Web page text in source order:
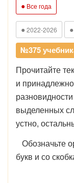
● Все года
● 2022-2026 ●
№375
Прочитайте
и
выделенных
устно,
Обозначьте
букв и со